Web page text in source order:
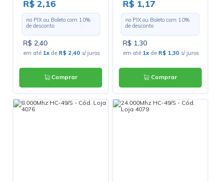
R$ 2,16
no PIX ou Boleto com 10%
de desconto
R$ 2,40
em até 1x de R$ 2,40 s/ juros
Comprar
R$ 1,17
no PIX ou Boleto com 10%
de desconto
R$ 1,30
em até 1x de R$ 1,30 s/ juros
Comprar